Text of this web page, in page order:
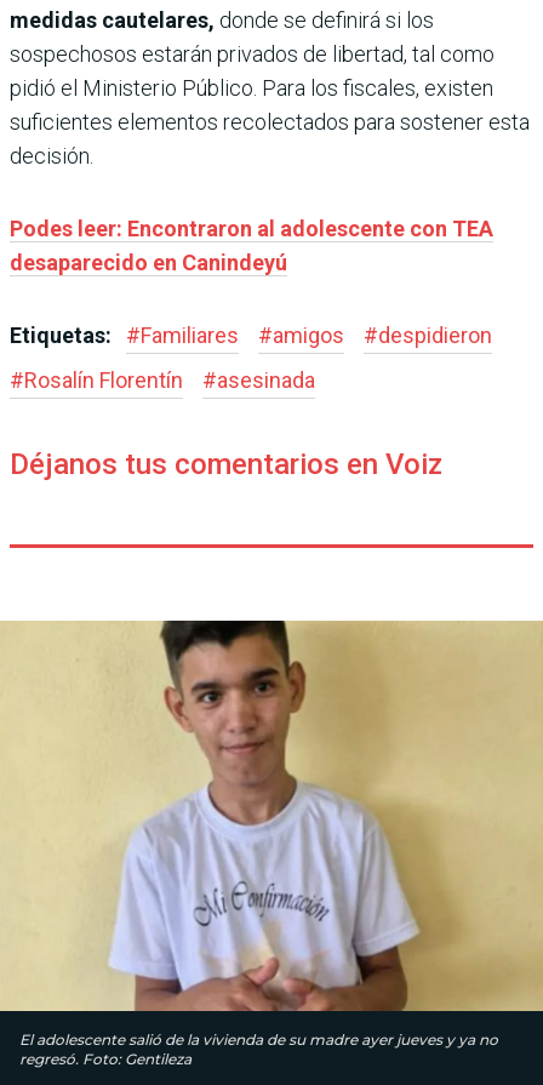
medidas cautelares, donde se definirá si los
sospechosos estarán privados de libertad, tal como
pidió el Ministerio Público. Para los fiscales, existen
suficientes elementos recolectados para sostener esta
decisión.
Podes leer: Encontraron al adolescente con TEA
desaparecido en Canindeyú
Etiquetas: #Familiares #amigos #despidieron
#Rosalín Florentín #asesinada
Déjanos tus comentarios en Voiz
El adolescente salió de la vivienda de su madre ayer jueves y ya no
regresó. Foto: Gentileza